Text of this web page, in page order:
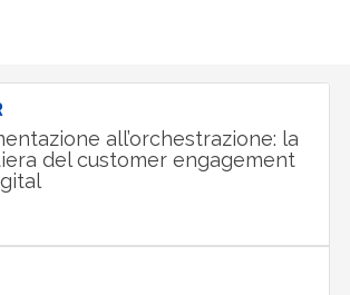
all’orchestrazione: la
del customer engagement